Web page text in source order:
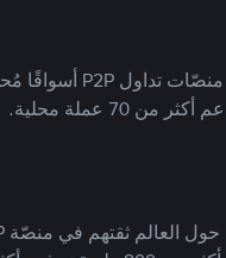
70 عملة محلية.